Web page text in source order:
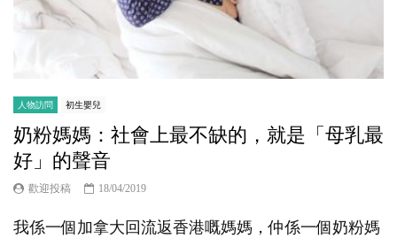
人物訪問 初生嬰兒
奶粉媽媽：社會上最不缺的，就是「母乳最
好」的聲音
歡迎投稿 18/04/2019
我係一個加拿大回流返香港嘅媽媽，仲係一個奶粉媽